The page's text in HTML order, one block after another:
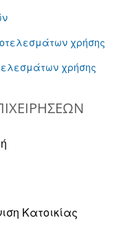
χρήσης
χρήσης
Κατοικίας